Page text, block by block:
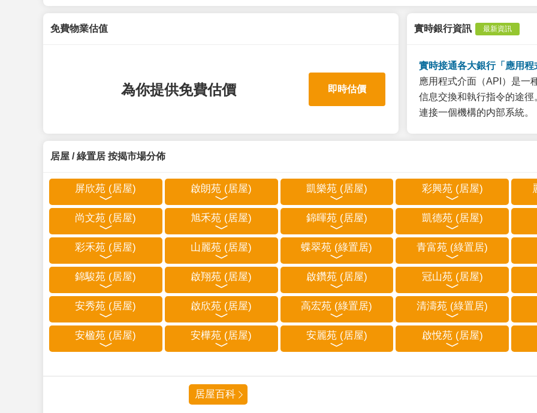
免費物業估值
為你提供免費估價 即時估價
實時銀行資訊 最新資訊
實時接通各大銀行「應用
應用程式介面（API）是一
信息交換和執行指令的途
連接一個機構的内部系統。
居屋 / 綠置居 按揭市場分佈
屏欣苑 (居屋) 啟朗苑 (居屋) 凱樂苑 (居屋) 彩興苑 (居屋)
尚文苑 (居屋) 旭禾苑 (居屋) 錦暉苑 (居屋) 凱德苑 (居屋)
彩禾苑 (居屋) 山麗苑 (居屋) 蝶翠苑 (綠置居) 青富苑 (綠置居)
錦駿苑 (居屋) 啟翔苑 (居屋) 啟鑽苑 (居屋) 冠山苑 (居屋)
安秀苑 (居屋) 啟欣苑 (居屋) 高宏苑 (綠置居) 清濤苑 (綠置居)
安楹苑 (居屋) 安樺苑 (居屋) 安麗苑 (居屋) 啟悅苑 (居屋)
居屋百科